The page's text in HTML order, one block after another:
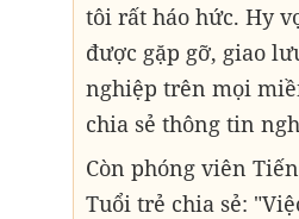
tôi rất háo hức. Hy
được gặp gỡ, giao
nghiệp trên mọi
chia sẻ thông tin
Còn phóng viên
Tuổi trẻ chia sẻ: